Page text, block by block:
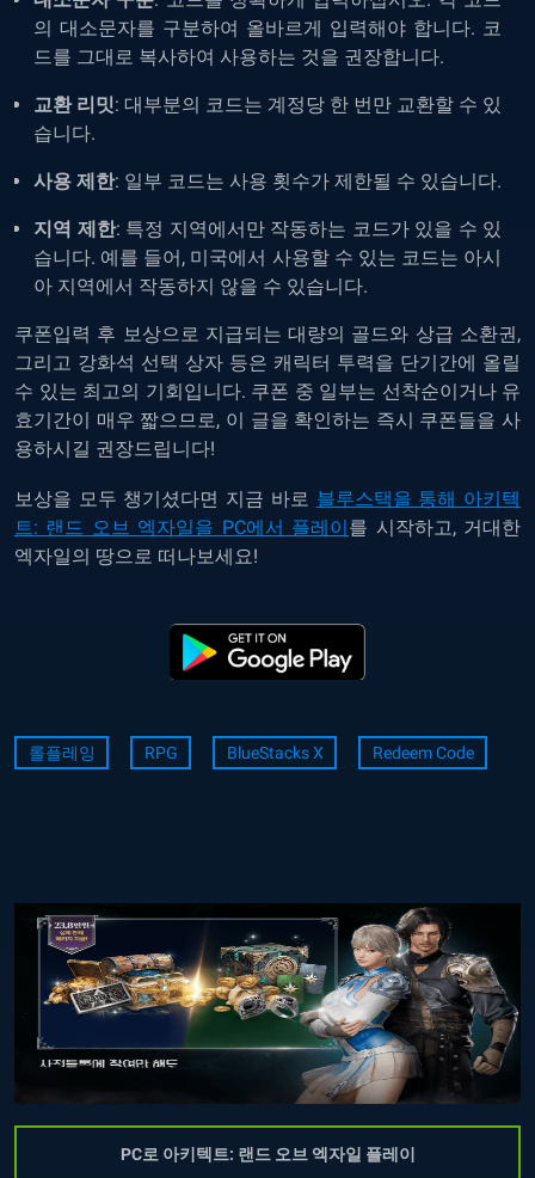
의 대소문자를 구분하여 올바르게 입력해야 합니다. 코
드를 그대로 복사하여 사용하는 것을 권장합니다.
교환 리밋: 대부분의 코드는 계정당 한 번만 교환할 수 있
습니다.
사용 제한: 일부 코드는 사용 횟수가 제한될 수 있습니다.
지역 제한: 특정 지역에서만 작동하는 코드가 있을 수 있
습니다. 예를 들어, 미국에서 사용할 수 있는 코드는 아시
아 지역에서 작동하지 않을 수 있습니다.
쿠폰입력 후 보상으로 지급되는 대량의 골드와 상급 소환권,
그리고 강화석 선택 상자 등은 캐릭터 투력을 단기간에 올릴
수 있는 최고의 기회입니다. 쿠폰 중 일부는 선착순이거나 유
효기간이 매우 짧으므로, 이 글을 확인하는 즉시 쿠폰들을 사
용하시길 권장드립니다!
보상을 모두 챙기셨다면 지금 바로 블루스택을 통해 아키텍
트: 랜드 오브 엑자일을 PC에서 플레이를 시작하고, 거대한
엑자일의 땅으로 떠나보세요!
롤플레잉 RPG BlueStacks X Redeem Code
PC로 아키텍트: 랜드 오브 엑자일 플레이